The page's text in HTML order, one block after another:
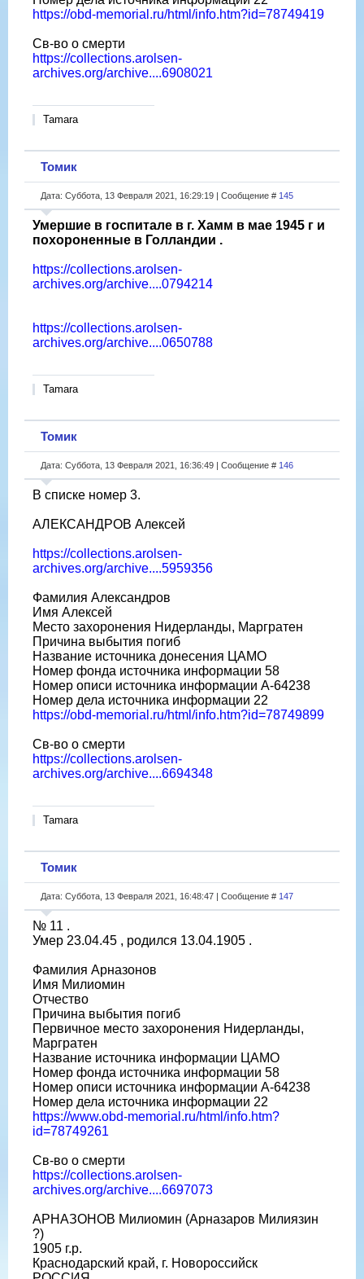
https://obd-memorial.ru/html/info.htm?id=78749419
Св-во о смерти
https://collections.arolsen-
archives.org/archive....6908021
Tamara
Томик
Дата: Суббота, 13 Февраля 2021, 16:29:19 | Сообщение # 145
Умершие в госпитале в г. Хамм в мае 1945 г и
похороненные в Голландии .
https://collections.arolsen-
archives.org/archive....0794214
https://collections.arolsen-
archives.org/archive....0650788
Tamara
Томик
Дата: Суббота, 13 Февраля 2021, 16:36:49 | Сообщение # 146
В списке номер 3.
АЛЕКСАНДРОВ Алексей
https://collections.arolsen-
archives.org/archive....5959356
Фамилия Александров
Имя Алексей
Место захоронения Нидерланды, Маргратен
Причина выбытия погиб
Название источника донесения ЦАМО
Номер фонда источника информации 58
Номер описи источника информации A-64238
Номер дела источника информации 22
https://obd-memorial.ru/html/info.htm?id=78749899
Св-во о смерти
https://collections.arolsen-
archives.org/archive....6694348
Tamara
Томик
Дата: Суббота, 13 Февраля 2021, 16:48:47 | Сообщение # 147
№ 11 .
Умер 23.04.45 , родился 13.04.1905 .
Фамилия Арназонов
Имя Милиомин
Отчество
Причина выбытия погиб
Первичное место захоронения Нидерланды,
Маргратен
Название источника информации ЦАМО
Номер фонда источника информации 58
Номер описи источника информации A-64238
Номер дела источника информации 22
https://www.obd-memorial.ru/html/info.htm?
id=78749261
Св-во о смерти
https://collections.arolsen-
archives.org/archive....6697073
АРНАЗОНОВ Милиомин (Арназаров Милиязин
?)
1905 г.р.
Краснодарский край, г. Новороссийск